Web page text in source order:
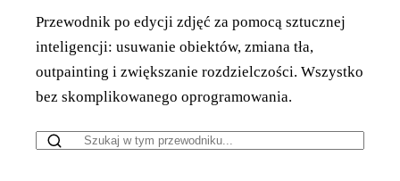
Przewodnik po edycji zdjęć za pomocą sztucznej
inteligencji: usuwanie obiektów, zmiana tła,
outpainting i zwiększanie rozdzielczości. Wszystko
bez skomplikowanego oprogramowania.